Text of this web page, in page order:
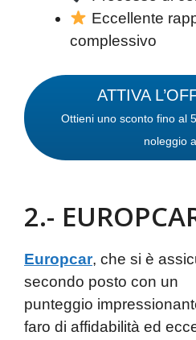
Eccellente
complessivo
ATTIVA
Ottieni uno sconto fino al
noleggio
2.-
Europcar, che si è
secondo posto con un
punteggio
faro di affidabilità ed